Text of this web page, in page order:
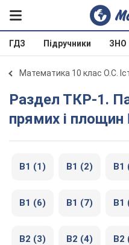
ГДЗ Підручники ЗНО
Математика 10 клас О.С.
Раздел ТКР-1. Паралельність
прямих і
В1 (1) В1 (2) В1
В1 (6) В1 (7) В1
В2 (3) В2 (4) В2